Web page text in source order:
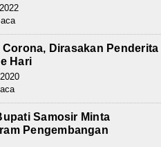
Corona, Dirasakan Penderita
Hari
Samosir Minta
Pengembangan